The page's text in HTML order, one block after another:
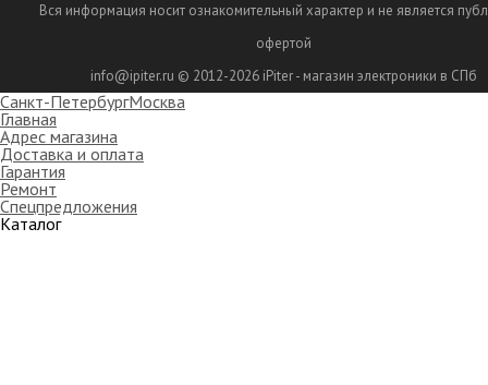
Вся информация носит ознакомительный характер и не является
офертой
info@ipiter.ru © 2012-2026 iPiter - магазин электроники в СПб
Санкт-ПетербургМосква
Главная
Адрес магазина
Доставка и оплата
Гарантия
Ремонт
Спецпредложения
Каталог